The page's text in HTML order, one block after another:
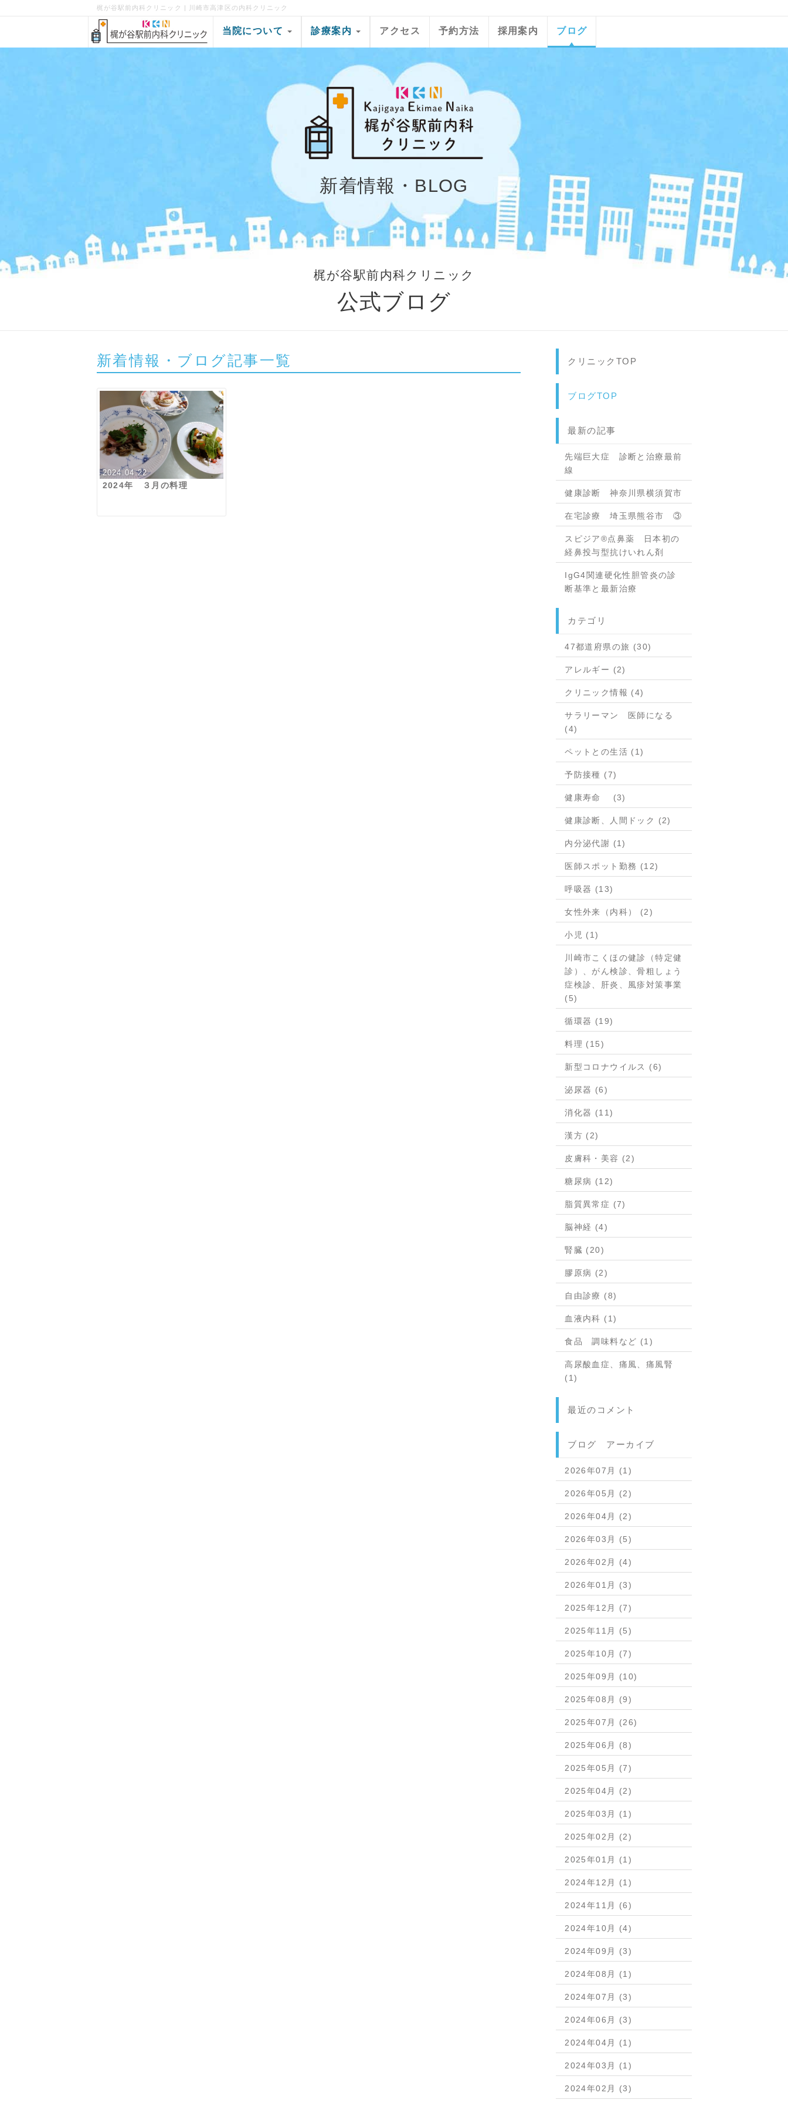
梶が谷駅前内科クリニック | 川崎市高津区の内科クリニック
当院について 診療案内 アクセス 予約方法 採用案内 ブログ
新着情報・BLOG
梶が谷駅前内科クリニック
公式ブログ
新着情報・ブログ記事一覧
2024.04.22
2024年 ３月の料理
クリニックTOP
ブログTOP
最新の記事
先端巨大症 診断と治療最前
線
健康診断 神奈川県横須賀市
在宅診療 埼玉県熊谷市 ③
スピジア®点鼻薬 日本初の
経鼻投与型抗けいれん剤
IgG4関連硬化性胆管炎の診
断基準と最新治療
カテゴリ
47都道府県の旅 (30)
アレルギー (2)
クリニック情報 (4)
サラリーマン 医師になる
(4)
ペットとの生活 (1)
予防接種 (7)
健康寿命 (3)
健康診断、人間ドック (2)
内分泌代謝 (1)
医師スポット勤務 (12)
呼吸器 (13)
女性外来（内科） (2)
小児 (1)
川崎市こくほの健診（特定健
診）、がん検診、骨粗しょう
症検診、肝炎、風疹対策事業
(5)
循環器 (19)
料理 (15)
新型コロナウイルス (6)
泌尿器 (6)
消化器 (11)
漢方 (2)
皮膚科・美容 (2)
糖尿病 (12)
脂質異常症 (7)
脳神経 (4)
腎臓 (20)
膠原病 (2)
自由診療 (8)
血液内科 (1)
食品 調味料など (1)
高尿酸血症、痛風、痛風腎
(1)
最近のコメント
ブログ アーカイブ
2026年07月 (1)
2026年05月 (2)
2026年04月 (2)
2026年03月 (5)
2026年02月 (4)
2026年01月 (3)
2025年12月 (7)
2025年11月 (5)
2025年10月 (7)
2025年09月 (10)
2025年08月 (9)
2025年07月 (26)
2025年06月 (8)
2025年05月 (7)
2025年04月 (2)
2025年03月 (1)
2025年02月 (2)
2025年01月 (1)
2024年12月 (1)
2024年11月 (6)
2024年10月 (4)
2024年09月 (3)
2024年08月 (1)
2024年07月 (3)
2024年06月 (3)
2024年04月 (1)
2024年03月 (1)
2024年02月 (3)